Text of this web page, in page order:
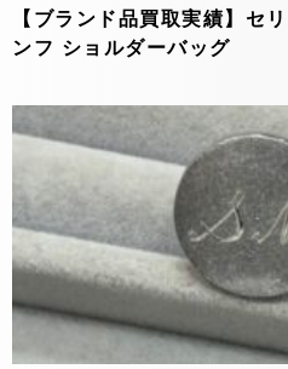
【ブランド品買取実績】セ
ンフ ショルダーバッグ